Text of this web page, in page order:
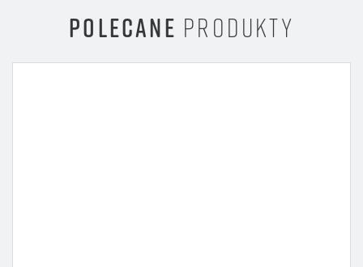
POLECANE PRODUKTY